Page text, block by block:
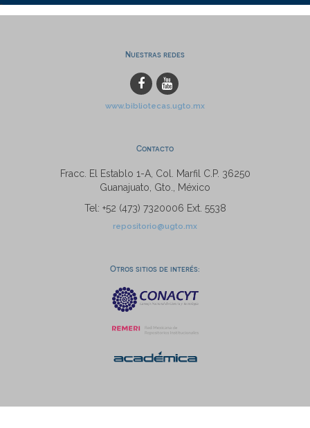
Nuestras redes
www.bibliotecas.ugto.mx
Contacto
Fracc. El Establo 1-A, Col. Marfil C.P. 36250
Guanajuato, Gto., México
Tel: +52 (473) 7320006 Ext. 5538
repositorio@ugto.mx
Otros sitios de interés: